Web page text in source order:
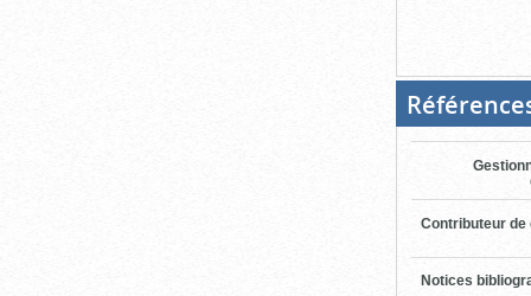
Contributeur de
Notices